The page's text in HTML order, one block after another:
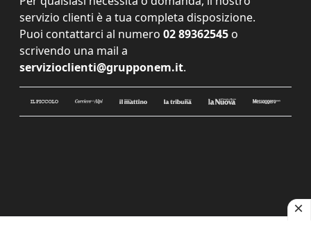
servizio clienti è a tua completa disposizione.
Puoi contattarci al numero 02 89362545 o
scrivendo una mail a
servizioclienti@grupponem.it.